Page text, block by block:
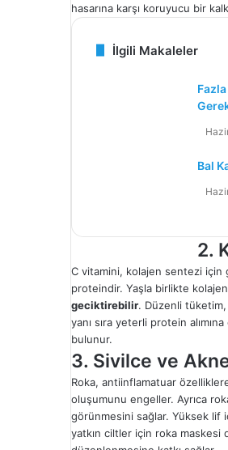
hasarına karşı koruyucu bir
İlgili Makaleler
Bal
2.
C vitamini, kolajen sentezi için
proteindir. Yaşla birlikte
geciktirebilir. Düzenli
yanı sıra yeterli protein
bulunur.
3. Sivilce ve
Roka, antiinflamatuar
oluşumunu engeller. Ayrıca
görünmesini sağlar. Yüksek lif
yatkın ciltler için roka maskesi